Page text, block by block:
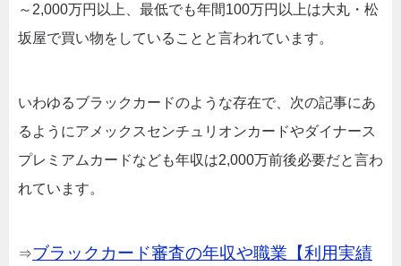
～2,000万円以上、最低でも年間100万円以上は大丸・松
坂屋で買い物をしていることと言われています。
いわゆるブラックカードのような存在で、次の記事にあ
るようにアメックスセンチュリオンカードやダイナース
プレミアムカードなども年収は2,000万前後必要だと言わ
れています。
⇒ブラックカード審査の年収や職業【利用実績